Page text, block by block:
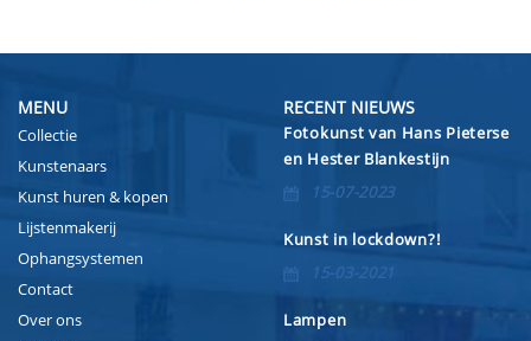
MENU
Collectie
Kunstenaars
Kunst huren & kopen
Lijstenmakerij
Ophangsystemen
Contact
Over ons
RECENT NIEUWS
Fotokunst van Hans Pieterse
en Hester Blankestijn
15-07-2023
Kunst in lockdown?!
15-03-2021
Lampen